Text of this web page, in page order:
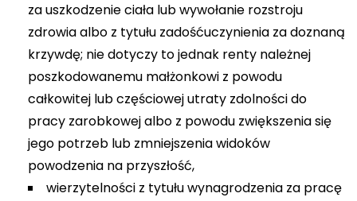
za uszkodzenie ciała lub wywołanie rozstroju
zdrowia albo z tytułu zadośćuczynienia za doznaną
krzywdę; nie dotyczy to jednak renty należnej
poszkodowanemu małżonkowi z powodu
całkowitej lub częściowej utraty zdolności do
pracy zarobkowej albo z powodu zwiększenia się
jego potrzeb lub zmniejszenia widoków
powodzenia na przyszłość,
wierzytelności z tytułu wynagrodzenia za pracę